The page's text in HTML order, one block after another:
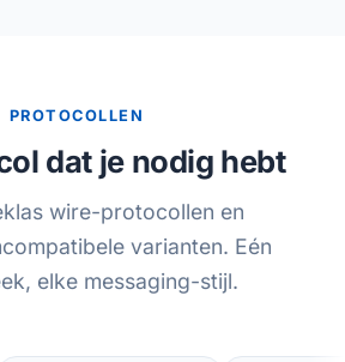
PROTOCOLLEN
dat je nodig hebt
wire-protocollen en
varianten. Eén
elke messaging-stijl.